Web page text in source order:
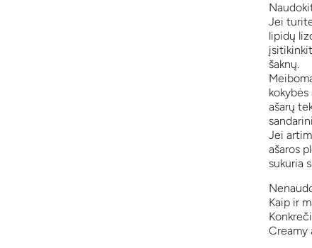
Jei
lipidų
šaknų.
ašarų
Jei
ašaros
sukuria
Kaip ir
Creamy